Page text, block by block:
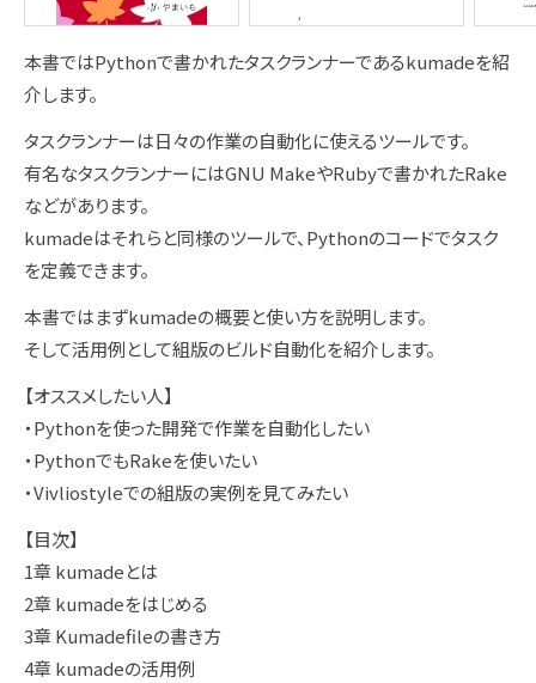
本書ではPythonで書かれたタスクランナーであるkumadeを紹
介します。
タスクランナーは日々の作業の自動化に使えるツールです。
有名なタスクランナーにはGNU MakeやRubyで書かれたRake
などがあります。
kumadeはそれらと同様のツールで、Pythonのコードでタスク
を定義できます。
本書ではまずkumadeの概要と使い方を説明します。
そして活用例として組版のビルド自動化を紹介します。
【オススメしたい人】
・Pythonを使った開発で作業を自動化したい
・PythonでもRakeを使いたい
・Vivliostyleでの組版の実例を見てみたい
【目次】
1章 kumadeとは
2章 kumadeをはじめる
3章 Kumadefileの書き方
4章 kumadeの活用例